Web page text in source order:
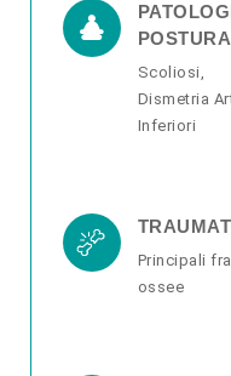
POSTURA
Scoliosi,
Dismetria
Inferiori
Principali
ossee